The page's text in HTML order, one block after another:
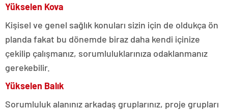
Yükselen Kova
Kişisel ve genel sağlık konuları sizin için de oldukça ön
planda fakat bu dönemde biraz daha kendi içinize
çekilip çalışmanız, sorumluluklarınıza odaklanmanız
gerekebilir.
Yükselen Balık
Sorumluluk alanınız arkadaş gruplarınız, proje grupları